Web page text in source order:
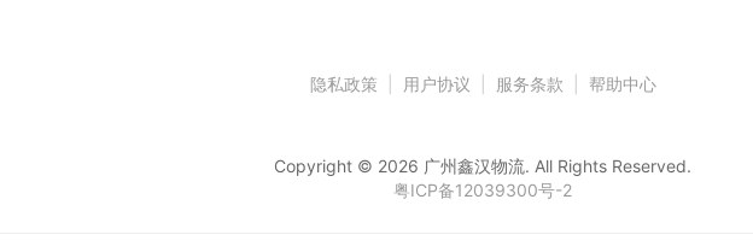
隐私政策 用户协议 服务条款 帮助中心
Copyright © 2026 广州鑫汉物流. All Rights Reserved.
粤ICP备12039300号-2